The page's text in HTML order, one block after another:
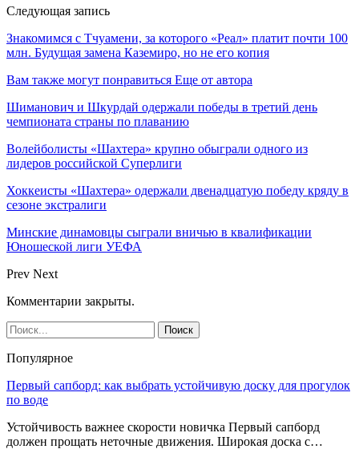
Следующая запись
Знакомимся с Тчуамени, за которого «Реал» платит почти 100
млн. Будущая замена Каземиро, но не его копия
Вам также могут понравиться Еще от автора
Шиманович и Шкурдай одержали победы в третий день
чемпионата страны по плаванию
Волейболисты «Шахтера» крупно обыграли одного из
лидеров российской Суперлиги
Хоккеисты «Шахтера» одержали двенадцатую победу кряду в
сезоне экстралиги
Минские динамовцы сыграли вничью в квалификации
Юношеской лиги УЕФА
Prev Next
Комментарии закрыты.
Популярное
Первый сапборд: как выбрать устойчивую доску для прогулок
по воде
Устойчивость важнее скорости новичка Первый сапборд
должен прощать неточные движения. Широкая доска с…